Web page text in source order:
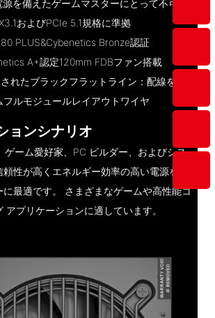
を備えたゲームマスターにとって不可欠
およびPCIe 5.1規格に準拠
PLUS&Cybenetics Bronze認証
A+認定120mm FDBファン搭載
れたブラックフラットライン：配線を容
ルモジュールレイアウトワイヤ
ョンシナリオ
ゲーム愛好家、PC ビルダー、およびシス
性が高くエネルギー効率の高い電源を必
最適です。 さまざまなゲームや高性能コ
アプリケーションに適しています。